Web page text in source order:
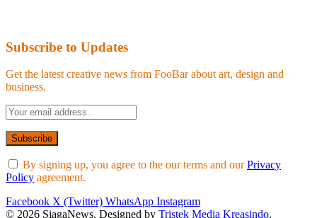
Subscribe to Updates
Get the latest creative news from FooBar about art, design and
business.
By signing up, you agree to the our terms and ourPrivacy
Policy agreement.
Facebook X (Twitter) WhatsApp Instagram
© 2026 SiagaNews. Designed by Tristek Media Kreasindo.